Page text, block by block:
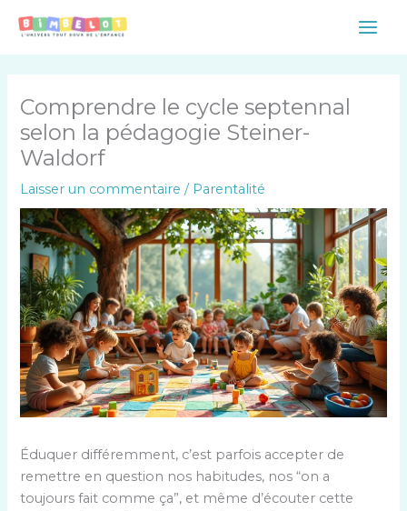
Main
Comprendre le cycle septennal
selon la pédagogie Steiner-
Waldorf
Laisser un commentaire / Parentalité
Éduquer différemment, c’est parfois accepter de
remettre en question nos habitudes, nos “on a
toujours fait comme ça”, et même d’écouter cette